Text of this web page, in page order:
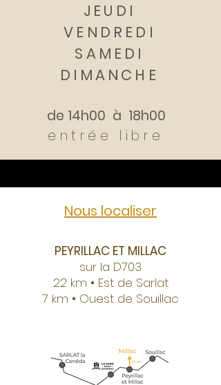
JEUDI
VENDREDI
SAMEDI
DIMANCHE
de ​ 14h00 à 18h00
entrée libre
Nous localiser
PEYRILLAC ET MILLAC
sur la D703
22 km • Est de Sarlat
7 km • Ouest de Souillac